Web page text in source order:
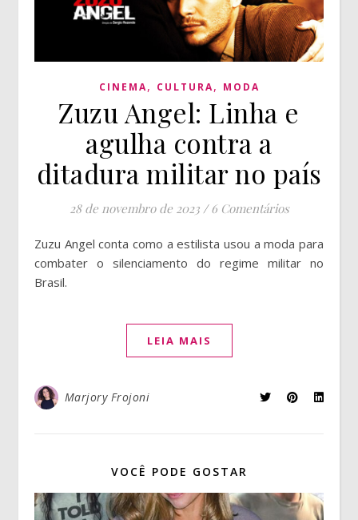
CINEMA, CULTURA, MODA
Zuzu Angel: Linha e
agulha contra a
ditadura militar no país
28 de novembro de 2023 / 6 Comentários
Zuzu Angel conta como a estilista usou a moda para
combater o silenciamento do regime militar no
Brasil.
LEIA MAIS
Marjory Frojoni
VOCÊ PODE GOSTAR